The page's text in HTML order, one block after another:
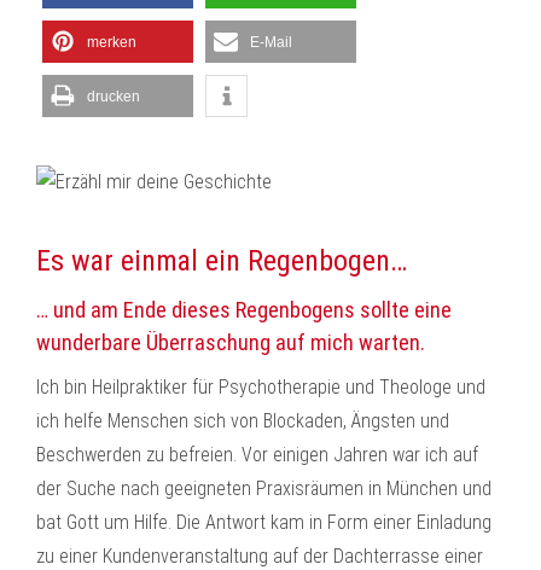
merken E-Mail
drucken
Es war einmal ein Regenbogen…
… und am Ende dieses Regenbogens sollte eine
wunderbare Überraschung auf mich warten.
Ich bin Heilpraktiker für Psychotherapie und Theologe und
ich helfe Menschen sich von Blockaden, Ängsten und
Beschwerden zu befreien. Vor einigen Jahren war ich auf
der Suche nach geeigneten Praxisräumen in München und
bat Gott um Hilfe. Die Antwort kam in Form einer Einladung
zu einer Kundenveranstaltung auf der Dachterrasse einer